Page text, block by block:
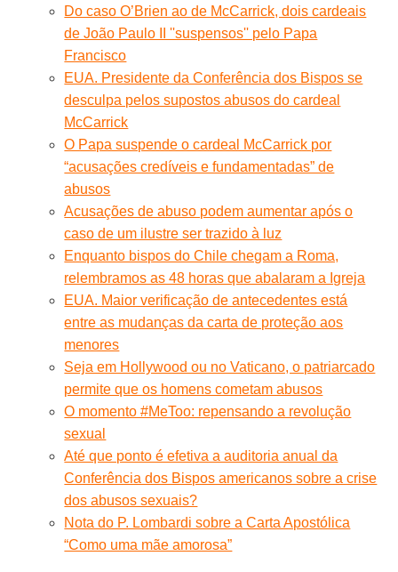
Do caso O’Brien ao de McCarrick, dois cardeais
de João Paulo II ''suspensos'' pelo Papa
Francisco
EUA. Presidente da Conferência dos Bispos se
desculpa pelos supostos abusos do cardeal
McCarrick
O Papa suspende o cardeal McCarrick por
“acusações credíveis e fundamentadas” de
abusos
Acusações de abuso podem aumentar após o
caso de um ilustre ser trazido à luz
Enquanto bispos do Chile chegam a Roma,
relembramos as 48 horas que abalaram a Igreja
EUA. Maior verificação de antecedentes está
entre as mudanças da carta de proteção aos
menores
Seja em Hollywood ou no Vaticano, o patriarcado
permite que os homens cometam abusos
O momento #MeToo: repensando a revolução
sexual
Até que ponto é efetiva a auditoria anual da
Conferência dos Bispos americanos sobre a crise
dos abusos sexuais?
Nota do P. Lombardi sobre a Carta Apostólica
“Como uma mãe amorosa”